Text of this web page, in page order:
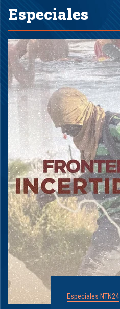
Especiales
Especiales NTN24